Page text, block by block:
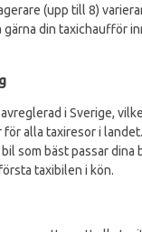
(upp till 8)
gärna din taxichaufför
i Sverige,
alla taxiresor i
som bäst passar dina
taxibilen i kön.